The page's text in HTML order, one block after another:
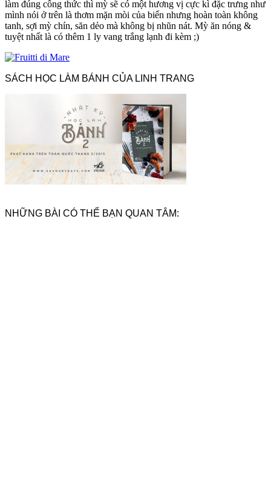
làm đúng công thức thì mỳ sẽ có một hương vị cực kì đặc trưng như
mình nói ở trên là thơm mặn mòi của biển nhưng hoàn toàn không
tanh, sợi mỳ chín, săn dẻo mà không bị nhũn nát. Mỳ ăn nóng &
tuyệt nhất là có thêm 1 ly vang trắng lạnh đi kèm ;)
SÁCH HỌC LÀM BÁNH CỦA LINH TRANG
NHỮNG BÀI CÓ THỂ BẠN QUAN TÂM: